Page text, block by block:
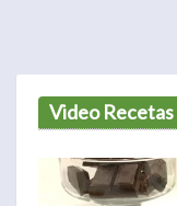
Video Recetas